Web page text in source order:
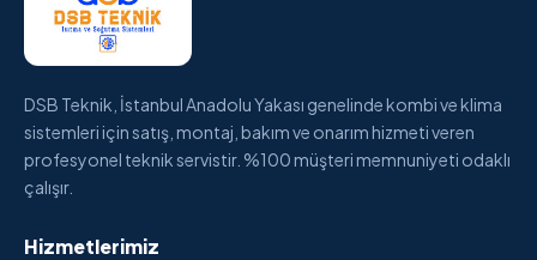
DSB Teknik, İstanbul Anadolu Yakası genelinde kombi ve klima
sistemleri için satış, montaj, bakım ve onarım hizmeti veren
profesyonel teknik servistir. %100 müşteri memnuniyeti odaklı
çalışır.
Hizmetlerimiz